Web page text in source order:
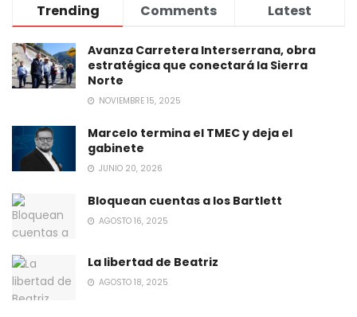
Trending Comments Latest
Avanza Carretera Interserrana, obra
estratégica que conectará la Sierra
Norte
NOVIEMBRE 15, 2025
Marcelo termina el TMEC y deja el
gabinete
JUNIO 20, 2026
Bloquean cuentas a los Bartlett
AGOSTO 16, 2025
La libertad de Beatriz
AGOSTO 18, 2025